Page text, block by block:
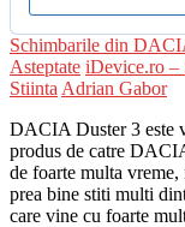
Schimbarile din
Asteptate iDevice.ro –
Stiinta Adrian Gabor
DACIA Duster 3 este
produs de catre
de foarte multa vreme,
prea bine stiti multi
care vine cu foarte